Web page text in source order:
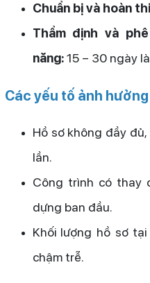
Chuẩn bị và hoàn
Thẩm định và
năng:15 – 30 ngày
Các yếu tố ảnh
Hồ sơ không đầy
lần.
Công trình có thay
dựng ban đầu.
Khối lượng hồ sơ
chậm trễ.